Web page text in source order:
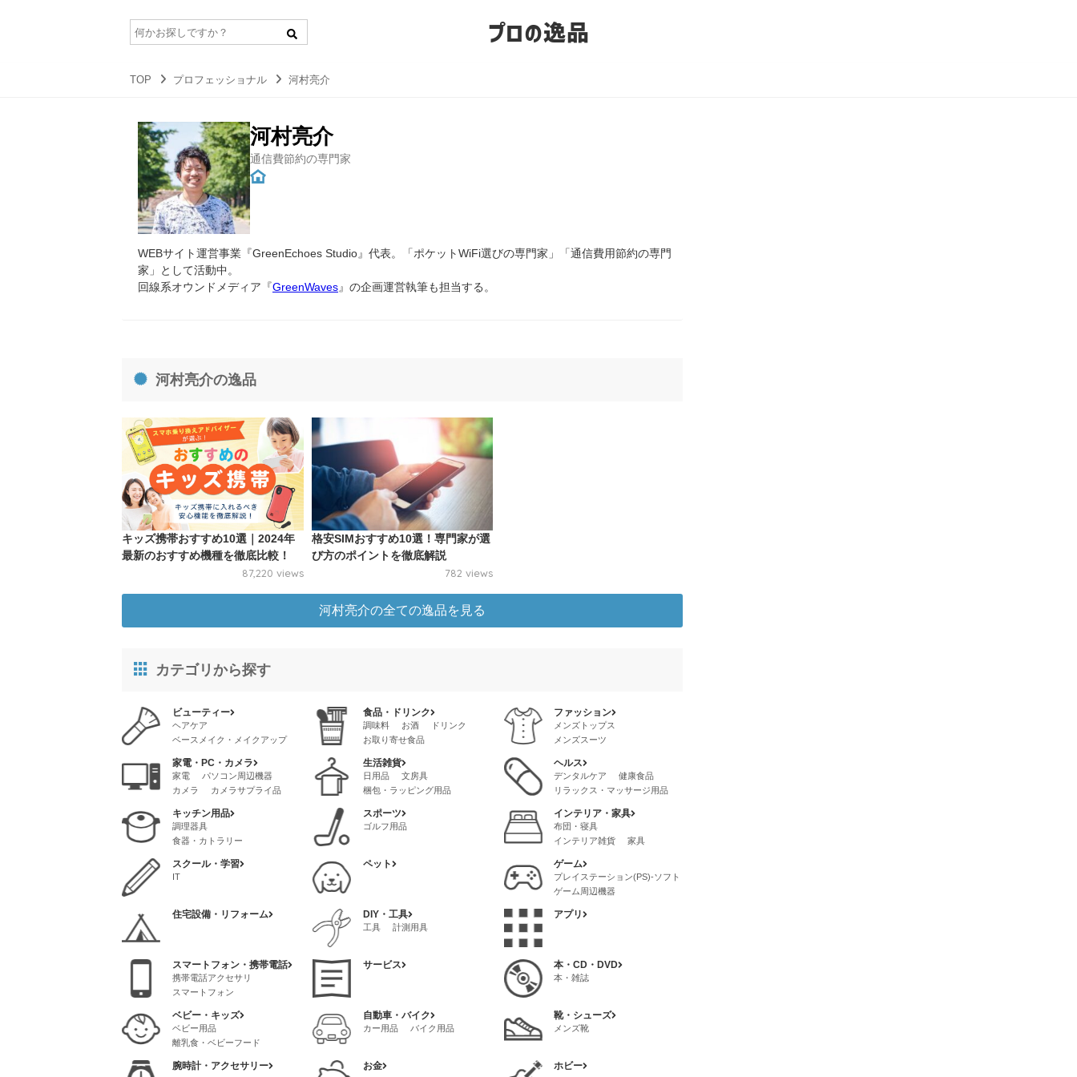
プロの逸品
TOP プロフェッショナル 河村亮介
河村亮介
通信費節約の専門家
WEBサイト運営事業『GreenEchoes Studio』代表。「ポケットWiFi選びの専門家」「通信費用節約の専門
家」として活動中。
回線系オウンドメディア『GreenWaves』の企画運営執筆も担当する。
河村亮介の逸品
キッズ携帯おすすめ10選｜2024年
最新のおすすめ機種を徹底比較！
87,220 views
格安SIMおすすめ10選！専門家が選
び方のポイントを徹底解説
782 views
河村亮介の全ての逸品を見る
カテゴリから探す
ビューティー
ヘアケア
ベースメイク・メイクアップ
クリニック・サロン
メイク道具・ケアグッズ
香水・フレグランス
食品・ドリンク
調味料 お酒
ドリンク
お取り寄せ食品
茶葉・インスタントドリンク
冷凍食品・インスタント食品
菓子・スイーツ
ファッション
メンズトップス
メンズスーツ
メンズボトムス
メンズインナー
家電・PC・カメラ
家電
パソコン周辺機器
カメラ
カメラサプライ品
パソコンソフト
パソコンサプライ品
生活雑貨
日用品
文房具
梱包・ラッピング用品
ヘルス
デンタルケア
健康食品
リラックス・マッサージ用品
健康グッズ
キッチン用品
調理器具
食器・カトラリー
スポーツ
ゴルフ用品
インテリア・家具
布団・寝具
インテリア雑貨
家具
スクール・学習
IT
ペット ゲーム
プレイステーション(PS)-ソフト
ゲーム周辺機器
ゲームボーイ-アドバンス-ソフト
住宅設備・リフォーム DIY・工具
工具 計測用具
アプリ
スマートフォン・携帯電話
携帯電話アクセサリ
スマートフォン
サービス 本・CD・DVD
本・雑誌
ベビー・キッズ
ベビー用品
離乳食・ベビーフード
自動車・バイク
カー用品 バイク用品
靴・シューズ
メンズ靴
腕時計・アクセサリー お金 ホビー